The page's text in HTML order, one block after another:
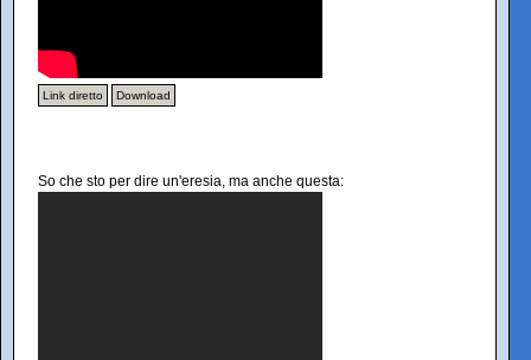
Link diretto Download
So che sto per dire un'eresia, ma anche questa: